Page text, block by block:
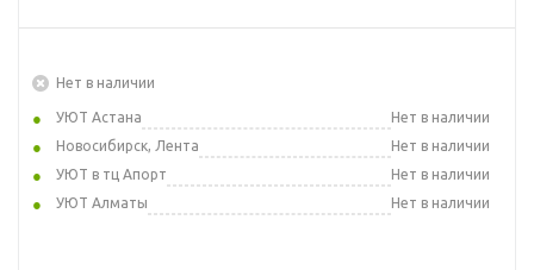
Нет в наличии
УЮТ Астана
Нет в наличии
Новосибирск, Лента
Нет в наличии
УЮТ в тц Апорт
Нет в наличии
УЮТ Алматы
Нет в наличии